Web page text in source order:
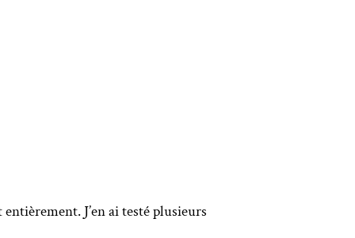
J’en ai testé plusieurs